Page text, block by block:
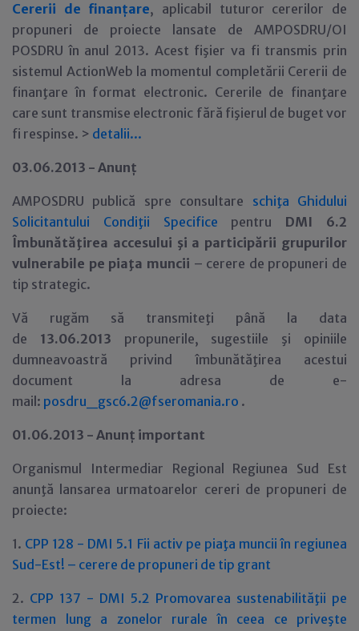
Cererii de finanţare, aplicabil tuturor cererilor de
propuneri de proiecte lansate de AMPOSDRU/OI
POSDRU în anul 2013. Acest fişier va fi transmis prin
sistemul ActionWeb la momentul completării Cererii de
finanţare în format electronic. Cererile de finanţare
care sunt transmise electronic fără fişierul de buget vor
fi respinse. > detalii...
03.06.2013 - Anunţ
AMPOSDRU publică spre consultare schiţa Ghidului
Solicitantului Condiţii Specifice pentru DMI 6.2
Îmbunătăţirea accesului şi a participării grupurilor
vulnerabile pe piaţa muncii – cerere de propuneri de
tip strategic.
Vă rugăm să transmiteţi până la data
de 13.06.2013 propunerile, sugestiile şi opiniile
dumneavoastră privind îmbunătăţirea acestui
document la adresa de e-
mail: posdru_gsc6.2@fseromania.ro .
01.06.2013 - Anunţ important
Organismul Intermediar Regional Regiunea Sud Est
anunţă lansarea urmatoarelor cereri de propuneri de
proiecte:
1. CPP 128 - DMI 5.1 Fii activ pe piaţa muncii în regiunea
Sud-Est! – cerere de propuneri de tip grant
2. CPP 137 - DMI 5.2 Promovarea sustenabilităţii pe
termen lung a zonelor rurale în ceea ce priveşte